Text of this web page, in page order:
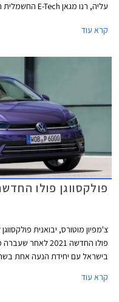
קרא עוד
פולקסווגן פולו החדשה 2021 מושקת
צ'מפיון מוטורס, יבואנית
פולו החדשה 2021
בישראל עם יחידת הנעה אחת
קרא עוד